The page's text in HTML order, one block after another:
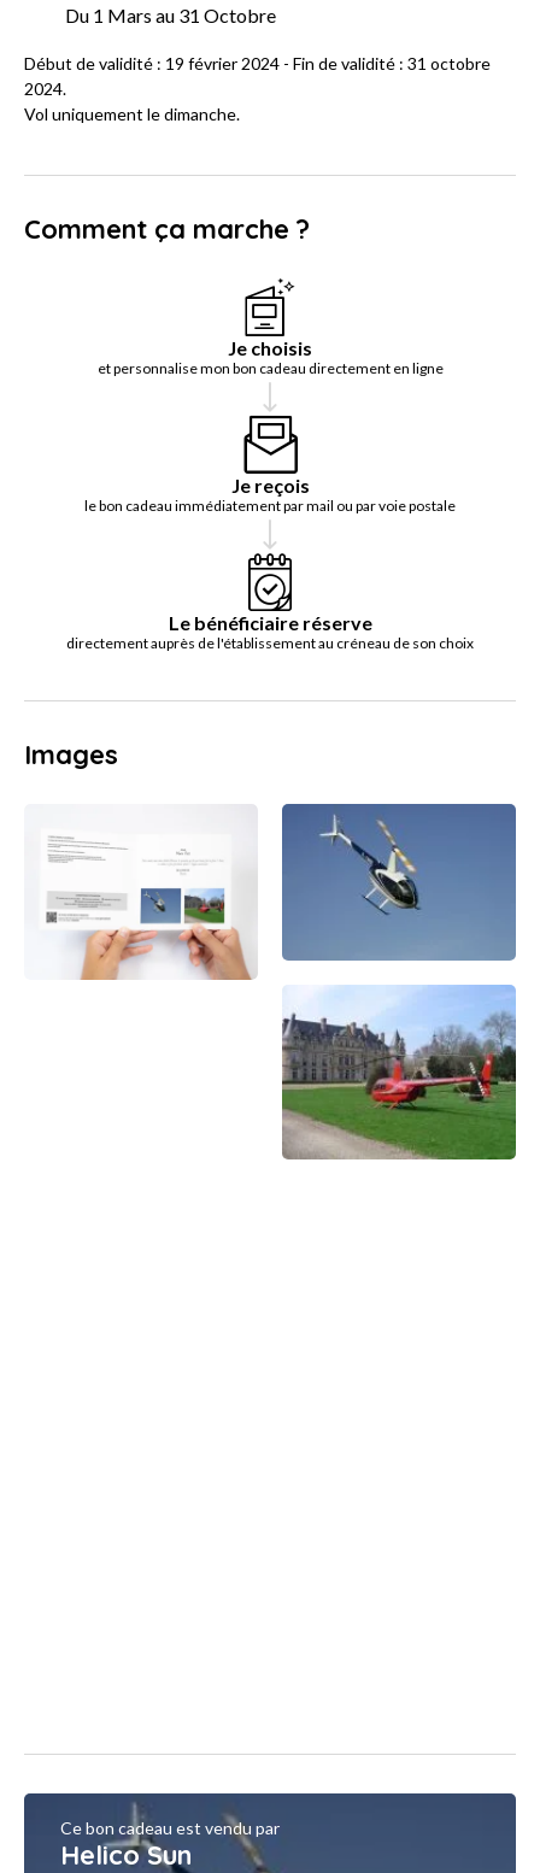
Du 1 Mars au 31 Octobre
Début de validité : 19 février 2024 - Fin de validité : 31 octobre
2024.
Vol uniquement le dimanche.
Comment ça marche ?
Je choisis
et personnalise mon bon cadeau directement en ligne
Je reçois
le bon cadeau immédiatement par mail ou par voie postale
Le bénéficiaire réserve
directement auprès de l'établissement au créneau de son choix
Images
Ce bon cadeau est vendu par
Helico Sun